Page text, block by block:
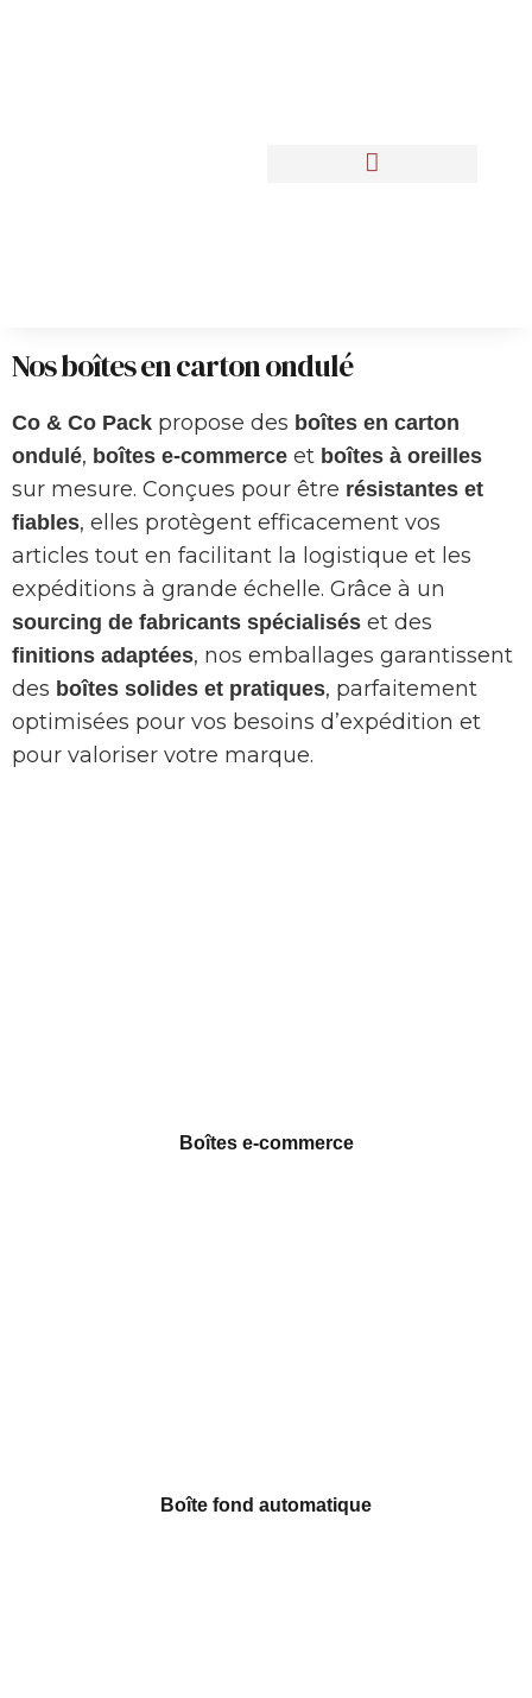
Nos boîtes en carton ondulé
Co & Co Pack propose des boîtes en carton
ondulé, boîtes e‑commerce et boîtes à oreilles
sur mesure. Conçues pour être résistantes et
fiables, elles protègent efficacement vos
articles tout en facilitant la logistique et les
expéditions à grande échelle. Grâce à un
sourcing de fabricants spécialisés et des
finitions adaptées, nos emballages garantissent
des boîtes solides et pratiques, parfaitement
optimisées pour vos besoins d’expédition et
pour valoriser votre marque.
Boîtes e-commerce
Boîte fond automatique